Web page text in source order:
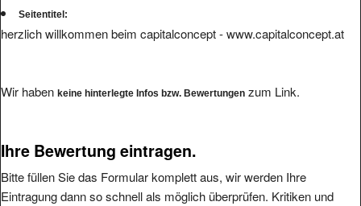
Seitentitel:
herzlich willkommen beim capitalconcept - www.capitalconcept.at
Wir haben keine hinterlegte Infos bzw. Bewertungen zum Link.
Ihre Bewertung eintragen.
Bitte füllen Sie das Formular komplett aus, wir werden Ihre
Eintragung dann so schnell als möglich überprüfen. Kritiken und